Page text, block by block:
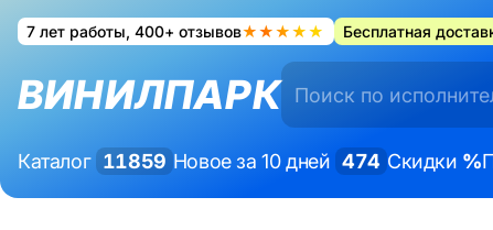
7 лет работы, 400+ отзывов★★★★★ Бесплатная
ВИНИЛПАРК
Каталог 11859 Новое за 10 дней 474 Скидки %